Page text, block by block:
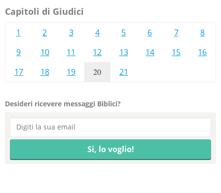
Capitoli di Giudici
1 2 3 4 5 6 7
8
9
10 11 12 13 14 15
16
17
18 19 20 21
Desideri ricevere messaggi Biblici?